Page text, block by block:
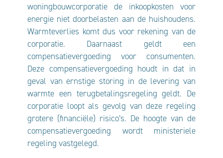
woningbouwcorporatie de inkoopkosten voor
energie niet doorbelasten aan de huishoudens.
Warmteverlies komt dus voor rekening van de
corporatie. Daarnaast geldt een
compensatievergoeding voor consumenten.
Deze compensatievergoeding houdt in dat in
geval van ernstige storing in de levering van
warmte een terugbetalingsregeling geldt. De
corporatie loopt als gevolg van deze regeling
grotere (financiële) risico’s. De hoogte van de
compensatievergoeding wordt ministeriele
regeling vastgelegd.